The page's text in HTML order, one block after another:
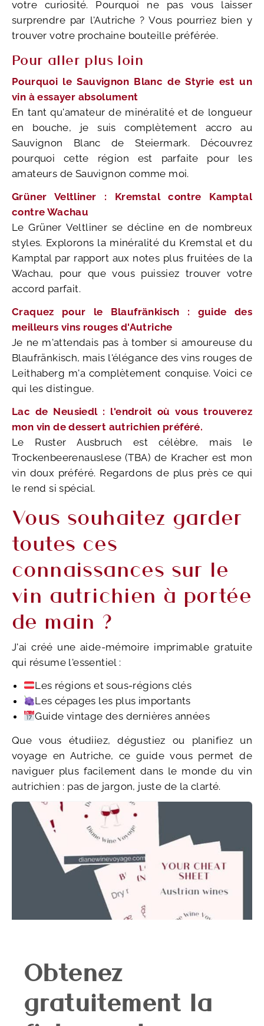
votre curiosité. Pourquoi ne pas vous laisser
surprendre par l'Autriche ? Vous pourriez bien y
trouver votre prochaine bouteille préférée.
Pour aller plus loin
Pourquoi le Sauvignon Blanc de Styrie est un
vin à essayer absolument
En tant qu'amateur de minéralité et de longueur
en bouche, je suis complètement accro au
Sauvignon Blanc de Steiermark. Découvrez
pourquoi cette région est parfaite pour les
amateurs de Sauvignon comme moi.
Grüner Veltliner : Kremstal contre Kamptal
contre Wachau
Le Grüner Veltliner se décline en de nombreux
styles. Explorons la minéralité du Kremstal et du
Kamptal par rapport aux notes plus fruitées de la
Wachau, pour que vous puissiez trouver votre
accord parfait.
Craquez pour le Blaufränkisch : guide des
meilleurs vins rouges d'Autriche
Je ne m'attendais pas à tomber si amoureuse du
Blaufränkisch, mais l'élégance des vins rouges de
Leithaberg m'a complètement conquise. Voici ce
qui les distingue.
Lac de Neusiedl : l'endroit où vous trouverez
mon vin de dessert autrichien préféré.
Le Ruster Ausbruch est célèbre, mais le
Trockenbeerenauslese (TBA) de Kracher est mon
vin doux préféré. Regardons de plus près ce qui
le rend si spécial.
Vous souhaitez garder
toutes ces
connaissances sur le
vin autrichien à portée
de main ?
J'ai créé une aide-mémoire imprimable gratuite
qui résume l'essentiel :
Les régions et sous-régions clés
Les cépages les plus importants
Guide vintage des dernières années
Que vous étudiiez, dégustiez ou planifiez un
voyage en Autriche, ce guide vous permet de
naviguer plus facilement dans le monde du vin
autrichien : pas de jargon, juste de la clarté.
Obtenez
gratuitement la